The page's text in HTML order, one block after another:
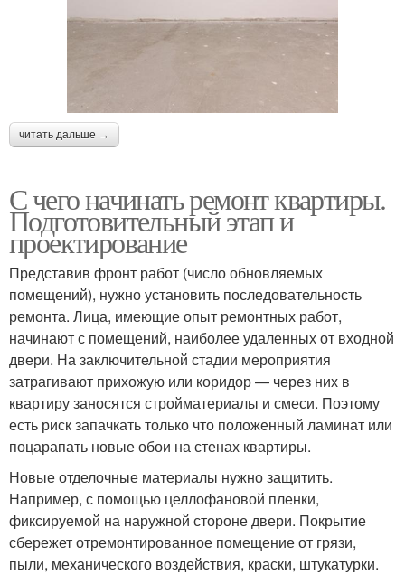
читать дальше →
С чего начинать ремонт квартиры.
Подготовительный этап и
проектирование
Представив фронт работ (число обновляемых
помещений), нужно установить последовательность
ремонта. Лица, имеющие опыт ремонтных работ,
начинают с помещений, наиболее удаленных от входной
двери. На заключительной стадии мероприятия
затрагивают прихожую или коридор — через них в
квартиру заносятся стройматериалы и смеси. Поэтому
есть риск запачкать только что положенный ламинат или
поцарапать новые обои на стенах квартиры.
Новые отделочные материалы нужно защитить.
Например, с помощью целлофановой пленки,
фиксируемой на наружной стороне двери. Покрытие
сбережет отремонтированное помещение от грязи,
пыли, механического воздействия, краски, штукатурки.